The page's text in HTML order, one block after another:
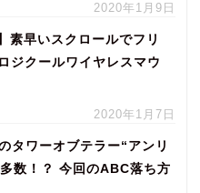
2020年1月9日
素早いスクロールでフリ
ジクールワイヤレスマウ
2020年1月7日
タワーオブテラー“アンリ
数！？ 今回のABC落ち方